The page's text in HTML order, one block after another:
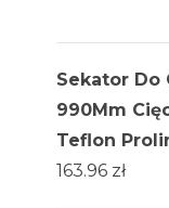
Sekator Do
990Mm
Teflon
163.96 zł